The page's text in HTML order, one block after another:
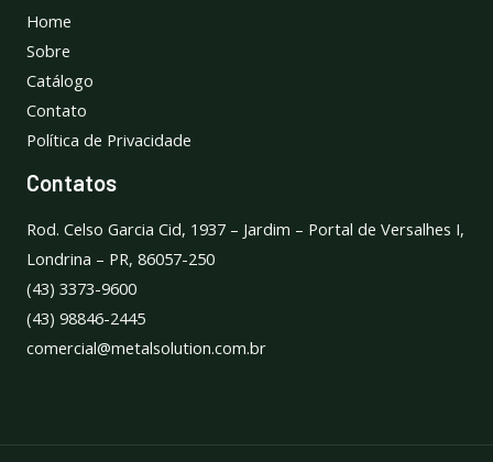
Home
Sobre
Catálogo
Contato
Política de Privacidade
Contatos
Rod. Celso Garcia Cid, 1937 – Jardim – Portal de Versalhes I,
Londrina – PR, 86057-250
(43) 3373-9600
(43) 98846-2445
comercial@metalsolution.com.br